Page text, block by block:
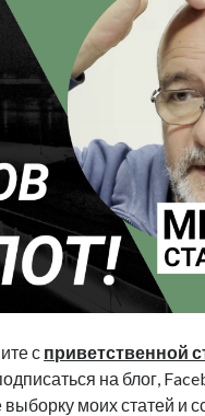
с приветственной
на блог,
моих статей и